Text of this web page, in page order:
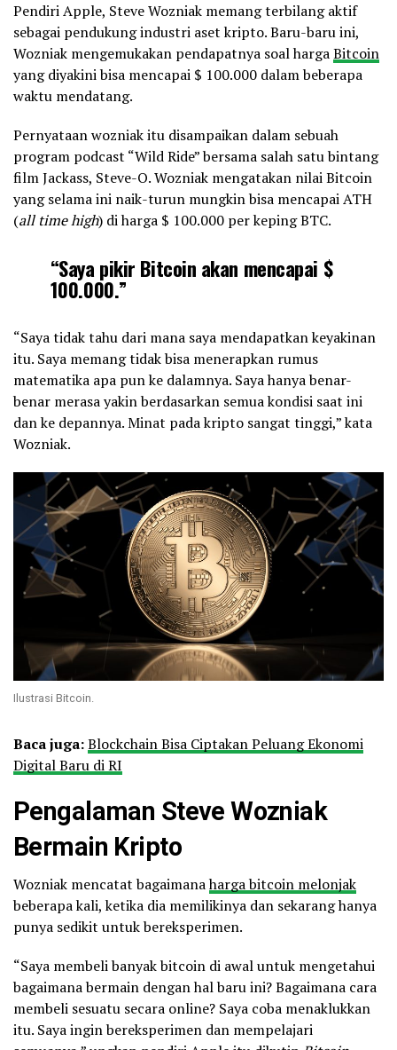
Pendiri Apple, Steve Wozniak memang terbilang aktif
sebagai pendukung industri aset kripto. Baru-baru ini,
Wozniak mengemukakan pendapatnya soal hargaBitcoin
yang diyakini bisa mencapai $ 100.000 dalam beberapa
waktu mendatang.
Pernyataan wozniak itu disampaikan dalam sebuah
program podcast “Wild Ride” bersama salah satu bintang
film Jackass, Steve-O. Wozniak mengatakan nilai Bitcoin
yang selama ini naik-turun mungkin bisa mencapai ATH
(all time high) di harga $ 100.000 per keping BTC.
“Saya pikir Bitcoin akan mencapai $
100.000.”
“Saya tidak tahu dari mana saya mendapatkan keyakinan
itu. Saya memang tidak bisa menerapkan rumus
matematika apa pun ke dalamnya. Saya hanya benar-
benar merasa yakin berdasarkan semua kondisi saat ini
dan ke depannya. Minat pada kripto sangat tinggi,” kata
Wozniak.
Ilustrasi Bitcoin.
Baca juga:Blockchain Bisa Ciptakan Peluang Ekonomi
Digital Baru di RI
Pengalaman Steve Wozniak
Bermain Kripto
Wozniak mencatat bagaimanaharga bitcoin melonjak
beberapa kali, ketika dia memilikinya dan sekarang hanya
punya sedikit untuk bereksperimen.
“Saya membeli banyak bitcoin di awal untuk mengetahui
bagaimana bermain dengan hal baru ini? Bagaimana cara
membeli sesuatu secara online? Saya coba menaklukkan
itu. Saya ingin bereksperimen dan mempelajari